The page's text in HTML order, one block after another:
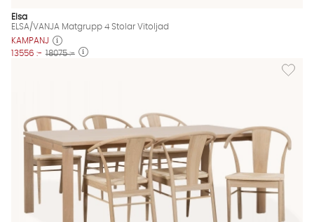
Elsa
ELSA/VANJA Matgrupp 4 Stolar Vitoljad
KAMPANJ
13556 :- 18075 :-
Lägg